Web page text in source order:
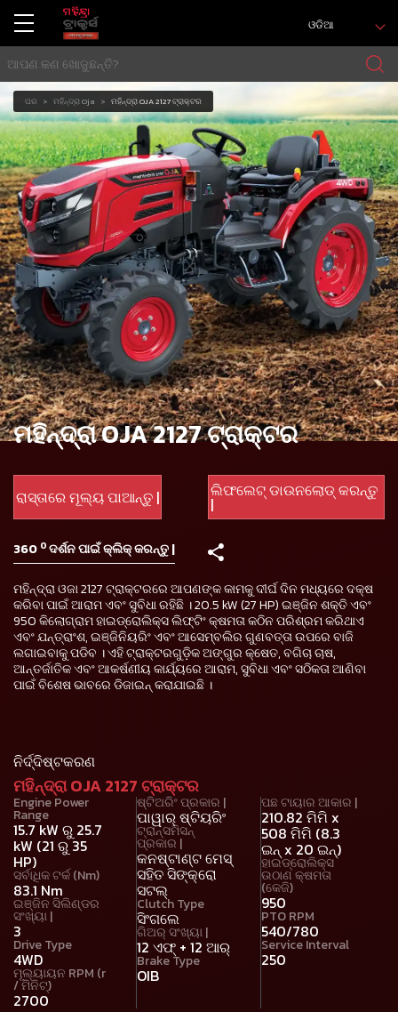
ଓଡିଆ
ଘର ମହିନ୍ଦ୍ରା Oja ମହିନ୍ଦ୍ରା OJA 2127 ଟ୍ରାକ୍ଟର
ମହିନ୍ଦ୍ରା OJA 2127 ଟ୍ରାକ୍ଟର
ରାସ୍ତାରେ ମୂଲ୍ୟ ପାଆନ୍ତୁ | ଲିଫଲେଟ୍ ଡାଉନଲୋଡ୍ କରନ୍ତୁ
|
360 0ଦର୍ଶନ ପାଇଁ କ୍ଲିକ୍ କରନ୍ତୁ |
ମହିନ୍ଦ୍ରା ଓଜା 2127 ଟ୍ରାକ୍ଟରରେ ଆପଣଙ୍କ କାମକୁ ଦୀର୍ଘ ଦିନ ମଧ୍ୟରେ ଦକ୍ଷ
କରିବା ପାଇଁ ଆରାମ ଏବଂ ସୁବିଧା ରହିଛି । 20.5 kW (27 HP) ଇଞ୍ଜିନ ଶକ୍ତି ଏବଂ
950 କିଲୋଗ୍ରାମ ହାଇଡ୍ରୋଲିକ୍ସ ଲିଫ୍ଟିଂ କ୍ଷମତା କଠିନ ପରିଶ୍ରମ କରିଥାଏ
ଏବଂ ଯନ୍ତ୍ରାଂଶ, ଇଞ୍ଜିନିୟରିଂ ଏବଂ ଆସେମ୍ବଲିର ଗୁଣବତ୍ତା ଉପରେ ବାଜି
ଲଗାଇବାକୁ ପଡିବ । ଏହି ଟ୍ରାକ୍ଟରଗୁଡ଼ିକ ଅଙ୍ଗୁର କ୍ଷେତ, ବଗିଚା ଚାଷ,
ଆନ୍ତର୍ଜାତିକ ଏବଂ ଆକର୍ଷଣୀୟ କାର୍ଯ୍ୟରେ ଆରାମ, ସୁବିଧା ଏବଂ ସଠିକତା ଆଣିବା
ପାଇଁ ବିଶେଷ ଭାବରେ ଡିଜାଇନ୍ କରାଯାଇଛି ।
ନିର୍ଦ୍ଦିଷ୍ଟକରଣ
ମହିନ୍ଦ୍ରା OJA 2127 ଟ୍ରାକ୍ଟର
Engine Power
Range
15.7 kW ରୁ 25.7
kW (21 ରୁ 35
HP)
ସର୍ବାଧିକ ଟର୍କ (Nm)
83.1 Nm
ଇଞ୍ଜିନ ସିଲିଣ୍ଡର
ସଂଖ୍ୟା |
3
Drive Type
4WD
ମୂଲ୍ୟାୟନ RPM (r
/ ମିନିଟ୍)
2700
ଷ୍ଟିଅରିଂ ପ୍ରକାର |
ପାୱାର୍ ଷ୍ଟିୟରିଂ
ଟ୍ରାନ୍ସମିସନ୍
ପ୍ରକାର |
କନଷ୍ଟାଣ୍ଟ ମେସ୍
ସହିତ ସିଙ୍କ୍ରୋ
ସଟଲ୍
Clutch Type
ସିଂଗଲେ
ଗିଅର୍ ସଂଖ୍ୟା |
12 ଏଫ୍ + 12 ଆର୍
Brake Type
OIB
ପଛ ଟାୟାର ଆକାର |
210.82 ମିମି x
508 ମିମି (8.3
ଇନ୍ x 20 ଇନ୍)
ହାଇଡ୍ରୋଲିକ୍ସ
ଉଠାଣ କ୍ଷମତା
(କେଜି)
950
PTO RPM
540/780
Service Interval
250